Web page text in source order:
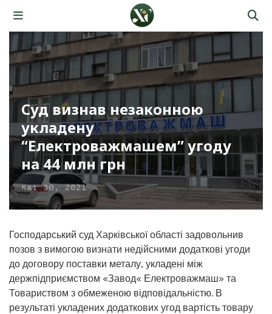
Суд визнав незаконною
укладену
“Електроважмашем” угоду
на 44 млн грн
Кві 30, 2021
Господарський суд Харківської області задовольнив
позов з вимогою визнати недійсними додаткові угоди
до договору поставки металу, укладені між
держпідприємством «Завод« Електроважмаш» та
Товариством з обмеженою відповідальністю. В
результаті укладених додаткових угод вартість товару